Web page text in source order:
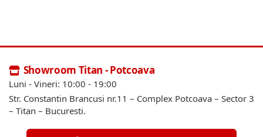
Showroom Titan - Potcoava
Luni - Vineri: 10:00 - 19:00
Str. Constantin Brancusi nr.11 – Complex Potcoava – Sector 3
– Titan – Bucuresti.